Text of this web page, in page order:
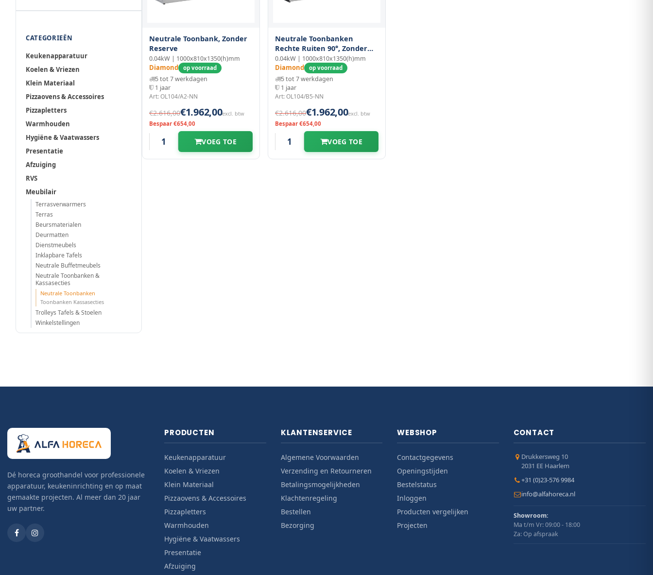
CATEGORIEËN
Keukenapparatuur
Koelen & Vriezen
Klein Materiaal
Pizzaovens & Accessoires
Pizzapletters
Warmhouden
Hygiëne & Vaatwassers
Presentatie
Afzuiging
RVS
Meubilair
Terrasverwarmers
Terras
Beursmaterialen
Deurmatten
Dienstmeubels
Inklapbare Tafels
Neutrale Buffetmeubels
Neutrale Toonbanken &
Kassasecties
Neutrale Toonbanken
Toonbanken Kassasecties
Trolleys Tafels & Stoelen
Winkelstellingen
Neutrale Toonbank, Zonder
Reserve
0.04kW | 1000x810x1350(h)mm
Diamond op voorraad
5 tot 7 werkdagen
1 jaar
Art: OL104/A2-NN
€2.616,00€1.962,00excl. btw
Bespaar €654,00
VOEG TOE
Neutrale Toonbanken
Rechte Ruiten 90°, Zonder
Reserve
0.04kW | 1000x810x1350(h)mm
Diamond op voorraad
5 tot 7 werkdagen
1 jaar
Art: OL104/B5-NN
€2.616,00€1.962,00excl. btw
Bespaar €654,00
VOEG TOE
Dé horeca groothandel voor professionele
apparatuur, keukeninrichting en op maat
gemaakte projecten. Al meer dan 20 jaar
uw partner.
PRODUCTEN
Keukenapparatuur
Koelen & Vriezen
Klein Materiaal
Pizzaovens & Accessoires
Pizzapletters
Warmhouden
Hygiëne & Vaatwassers
Presentatie
Afzuiging
KLANTENSERVICE
Algemene Voorwaarden
Verzending en Retourneren
Betalingsmogelijkheden
Klachtenregeling
Bestellen
Bezorging
WEBSHOP
Contactgegevens
Openingstijden
Bestelstatus
Inloggen
Producten vergelijken
Projecten
CONTACT
Drukkersweg 10
2031 EE Haarlem
+31 (0)23-576 9984
info@alfahoreca.nl
Showroom:
Ma t/m Vr: 09:00 - 18:00
Za: Op afspraak